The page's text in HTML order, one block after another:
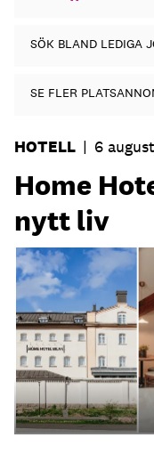
SÖK BLAND LEDIGA
SE FLER
HOTELL | 6
Home
nytt liv
Anna
Bilan.